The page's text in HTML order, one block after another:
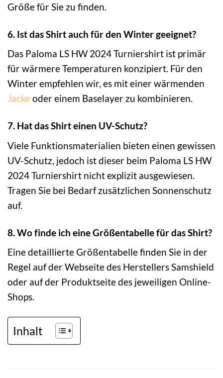
Größe für Sie zu finden.
6. Ist das Shirt auch für den Winter geeignet?
Das Paloma LS HW 2024 Turniershirt ist primär
für wärmere Temperaturen konzipiert. Für den
Winter empfehlen wir, es mit einer wärmenden
Jackeoder einem Baselayer zu kombinieren.
7. Hat das Shirt einen UV-Schutz?
Viele Funktionsmaterialien bieten einen gewissen
UV-Schutz, jedoch ist dieser beim Paloma LS HW
2024 Turniershirt nicht explizit ausgewiesen.
Tragen Sie bei Bedarf zusätzlichen Sonnenschutz
auf.
8. Wo finde ich eine Größentabelle für das Shirt?
Eine detaillierte Größentabelle finden Sie in der
Regel auf der Webseite des Herstellers Samshield
oder auf der Produktseite des jeweiligen Online-
Shops.
Inhalt